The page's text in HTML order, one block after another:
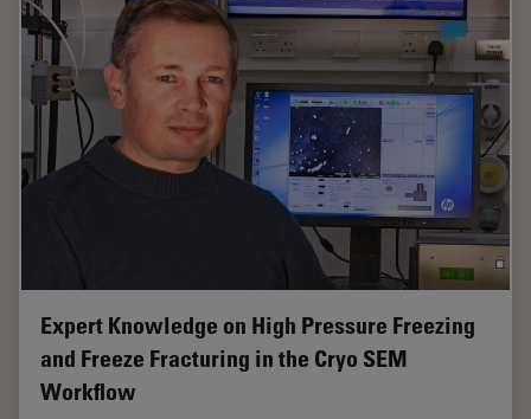
Expert Knowledge on High Pressure Freezing
and Freeze Fracturing in the Cryo SEM
Workflow